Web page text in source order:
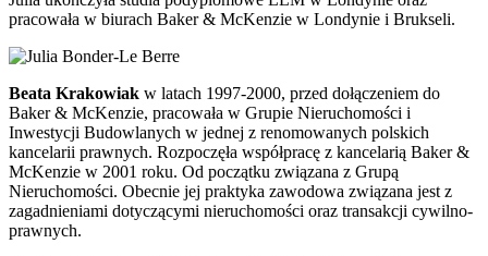
pracowała w biurach Baker & McKenzie w Londynie i Brukseli.
Beata Krakowiak w latach 1997-2000, przed dołączeniem do
Baker & McKenzie, pracowała w Grupie Nieruchomości i
Inwestycji Budowlanych w jednej z renomowanych polskich
kancelarii prawnych. Rozpoczęła współpracę z kancelarią Baker &
McKenzie w 2001 roku. Od początku związana z Grupą
Nieruchomości. Obecnie jej praktyka zawodowa związana jest z
zagadnieniami dotyczącymi nieruchomości oraz transakcji cywilno-
prawnych.